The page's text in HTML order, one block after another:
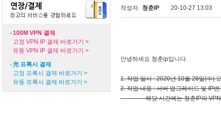
100M VPN 결제
고정 VPN IP 결제 바로가기 >
유동 VPN IP 결제 바로가기 >
光 프록시 결제
고정 프록시 결제 바로가기 >
유동 프록시 결제 바로가기 >
작성자 청춘IP 20-10-27 13:03
안녕하세요 청춘ip입니다.
1. 작업 일시 : 2020년 10월 28일(수)
2. 작업 내용 : 서버 업그레이드 및 IP변
해당 시간에는 청춘IP의 VPN 유